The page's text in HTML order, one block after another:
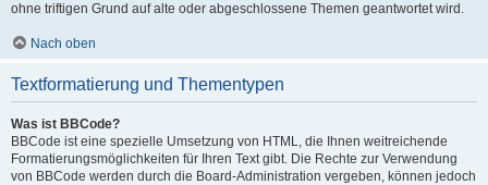
ohne triftigen Grund auf alte oder abgeschlossene Themen geantwortet wird.
Nach oben
Textformatierung und Thementypen
Was ist BBCode?
BBCode ist eine spezielle Umsetzung von HTML, die Ihnen weitreichende
Formatierungsmöglichkeiten für Ihren Text gibt. Die Rechte zur Verwendung
von BBCode werden durch die Board-Administration vergeben, können jedoch